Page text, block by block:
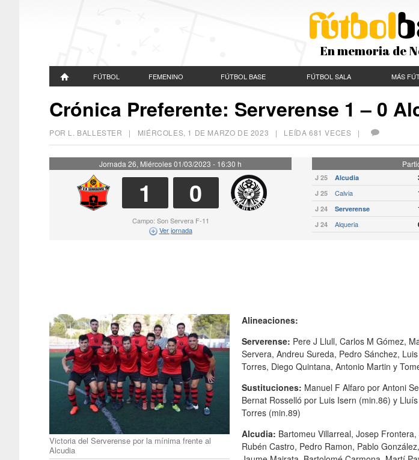
En memoria de
FÚTBOL FEMENINO FÚTBOL BASE FÚTBOL SALA MÁS
Crónica Preferente: Serverense 1 – 0
POR L. BALLESTER | MIÉRCOLES, 1 DE MARZO DE 2023 | LEÍDA 681 VECES |
Jornada 26, Miércoles 01/03/2023 - 16:30 h
1 0
Campo: Son Servera F-11
Ver jornada
J 25 Alcudia
J 25
Calvia
J 24
Serverense
J 24
Alqueria
Victoria del Serverense por la mínima frente al
Alcudia
Alineaciones:
Serverense: Pere J Llull, Carlos M Gómez,
Servera, Andreu Sureda, Pedro Sánchez,
Torres, Diego Quintana, Antonio Martin y
Sustituciones: Manuel F Alfaro por Antoni
Bernat Rosselló por Luis Isern (min.86) y
Torres (min.89)
Alcudia: Bartomeu Villarreal, Josep
Rubén Castro, Pedro Ramon, Pablo